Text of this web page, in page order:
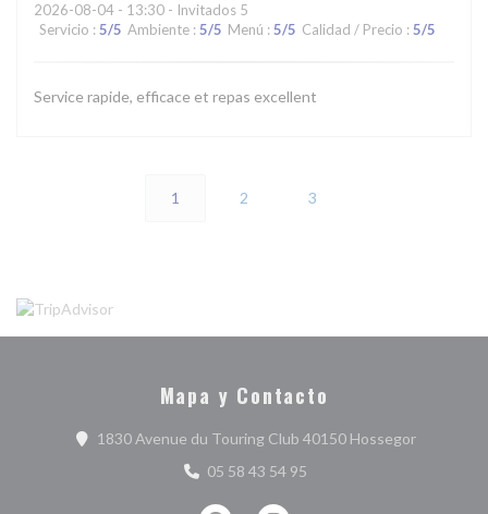
2026-08-04 - 13:30 - Invitados 5
Servicio : 5/5 Ambiente : 5/5 Menú : 5/5 Calidad / Precio : 5/5
Service rapide, efficace et repas excellent
1 2 3
Mapa y Contacto
1830 Avenue du Touring Club 40150 Hossegor((abre en
05 58 43 54 95